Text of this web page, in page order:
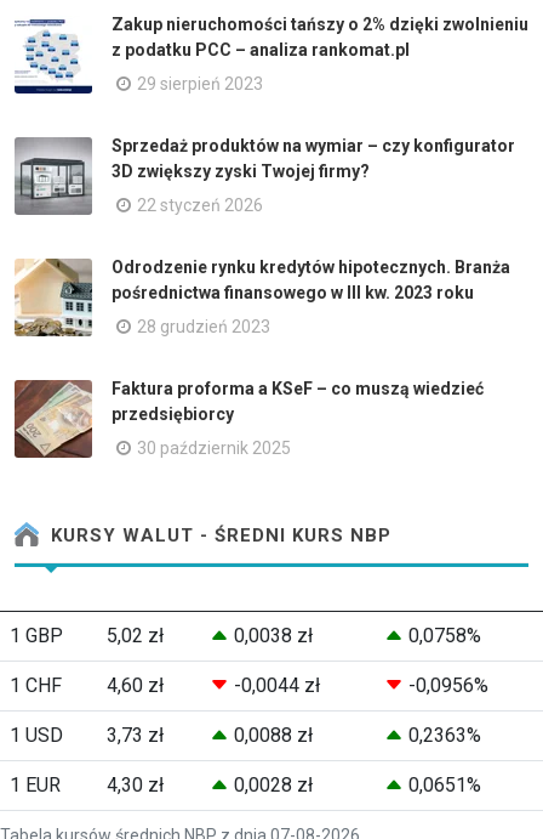
Zakup nieruchomości tańszy o 2% dzięki zwolnieniu
z podatku PCC – analiza rankomat.pl
29 sierpień 2023
Sprzedaż produktów na wymiar – czy konfigurator
3D zwiększy zyski Twojej firmy?
22 styczeń 2026
Odrodzenie rynku kredytów hipotecznych. Branża
pośrednictwa finansowego w III kw. 2023 roku
28 grudzień 2023
Faktura proforma a KSeF – co muszą wiedzieć
przedsiębiorcy
30 październik 2025
KURSY WALUT - ŚREDNI KURS NBP
1 GBP 5,02 zł 0,0038 zł 0,0758%
1 CHF 4,60 zł -0,0044 zł -0,0956%
1 USD 3,73 zł 0,0088 zł 0,2363%
1 EUR 4,30 zł 0,0028 zł 0,0651%